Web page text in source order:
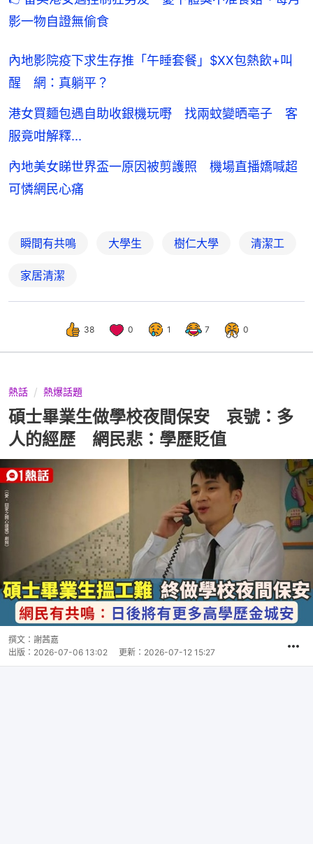
影一物自證無偷食
內地影院疫下求生存推「午睡套餐」$XX包熱飲+叫
醒 網：真躺平？
港女買麵包遇自助收銀機玩嘢 找兩蚊變晒亳子 客
服竟咁解釋...
內地美女睇世界盃一原因被剪護照 機場直播嬌喊超
可憐網民心痛
瞬間有共鳴 大學生 樹仁大學 清潔工
家居清潔
38 0 1 7 0
熱話 熱爆話題
碩士畢業生做學校夜間保安 哀號：多
人的經歷 網民悲：學歷貶值
撰文： 謝茜嘉
出版： 2026-07-06 13:02 更新： 2026-07-12 15:27